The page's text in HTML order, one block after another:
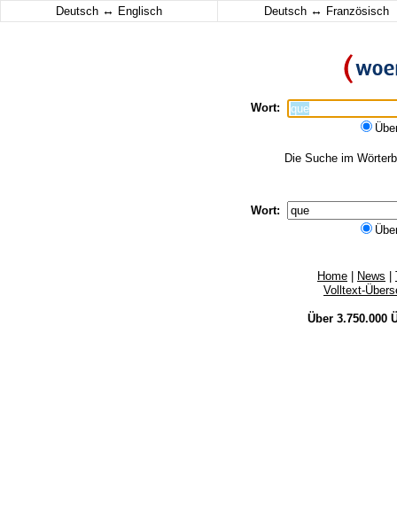
Deutsch ↔ Englisch Deutsch ↔ Französisch
Wort:
Die Suche im
Wort:
Home News
Volltext-
Über 3.750.000